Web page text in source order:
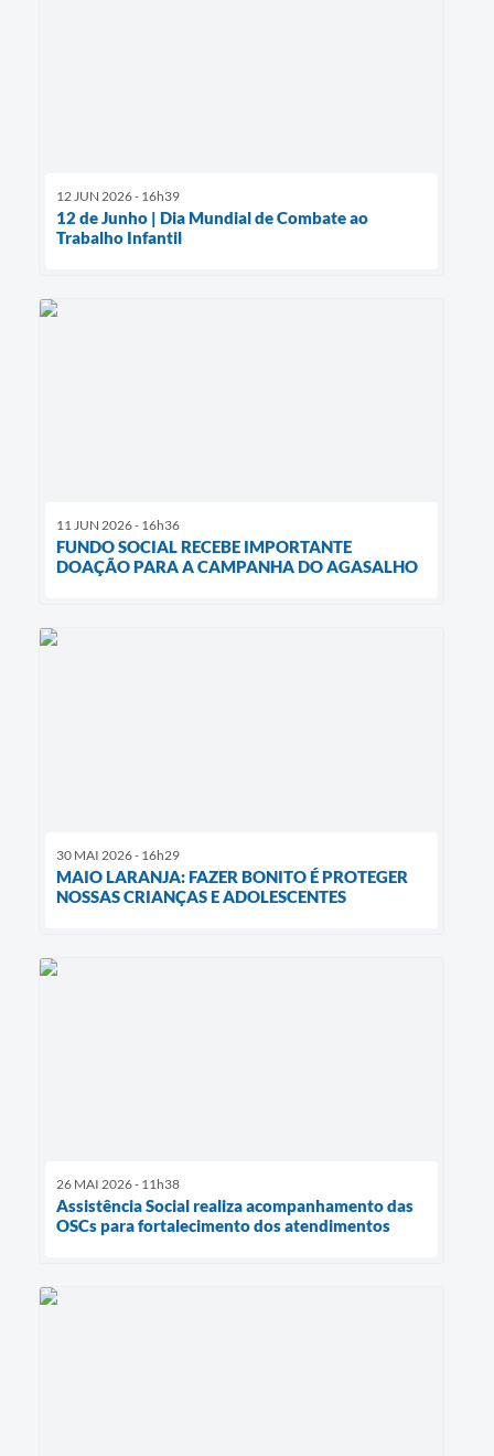
12 JUN 2026 - 16h39
12 de Junho | Dia Mundial de Combate ao
Trabalho Infantil
11 JUN 2026 - 16h36
FUNDO SOCIAL RECEBE IMPORTANTE
DOAÇÃO PARA A CAMPANHA DO AGASALHO
30 MAI 2026 - 16h29
MAIO LARANJA: FAZER BONITO É PROTEGER
NOSSAS CRIANÇAS E ADOLESCENTES
26 MAI 2026 - 11h38
Assistência Social realiza acompanhamento das
OSCs para fortalecimento dos atendimentos